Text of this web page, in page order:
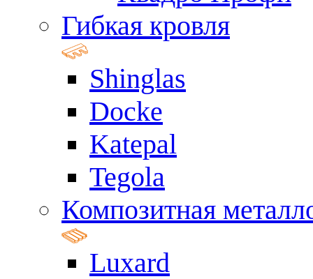
Гибкая кровля
Shinglas
Docke
Katepal
Tegola
Композитная
Luxard